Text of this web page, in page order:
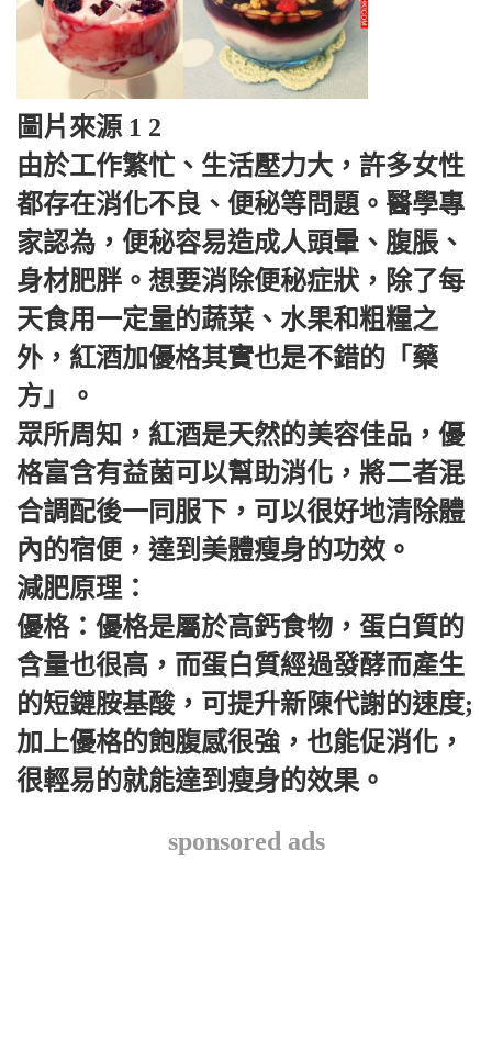
圖片來源 1 2
由於工作繁忙、生活壓力大，許多女性
都存在消化不良、便秘等問題。醫學專
家認為，便秘容易造成人頭暈、腹脹、
身材肥胖。想要消除便秘症狀，除了每
天食用一定量的蔬菜、水果和粗糧之
外，紅酒加優格其實也是不錯的「藥
方」。
眾所周知，紅酒是天然的美容佳品，優
格富含有益菌可以幫助消化，將二者混
合調配後一同服下，可以很好地清除體
內的宿便，達到美體瘦身的功效。
減肥原理：
優格：優格是屬於高鈣食物，蛋白質的
含量也很高，而蛋白質經過發酵而產生
的短鏈胺基酸，可提升新陳代謝的速度;
加上優格的飽腹感很強，也能促消化，
很輕易的就能達到瘦身的效果。
sponsored ads